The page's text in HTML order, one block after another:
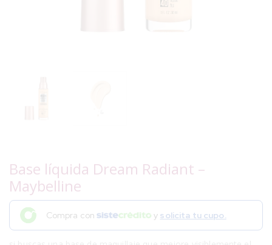
Base líquida Dream Radiant –
Maybelline
Compra con y solicita tu cupo.